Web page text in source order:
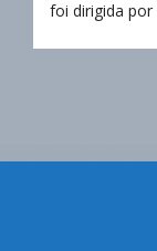
foi dirigida por